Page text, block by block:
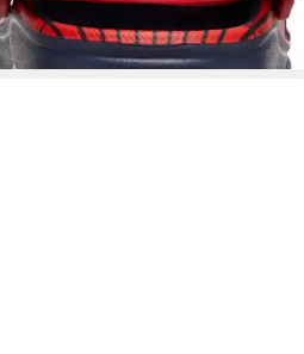
lieferbar - in 2-3 Werktagen bei dir